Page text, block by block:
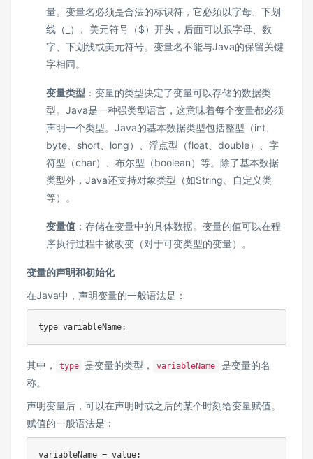
量。变量名必须是合法的标识符，它必须以字母、下划
线（_）、美元符号（$）开头，后面可以跟字母、数
字、下划线或美元符号。变量名不能与Java的保留关键
字相同。
变量类型 ：变量的类型决定了变量可以存储的数据类
型。Java是一种强类型语言，这意味着每个变量都必须
声明一个类型。Java的基本数据类型包括整型（int、
byte、short、long）、浮点型（float、double）、字
符型（char）、布尔型（boolean）等。除了基本数据
类型外，Java还支持对象类型（如String、自定义类
等）。
变量值 ：存储在变量中的具体数据。变量的值可以在程
序执行过程中被改变（对于可变类型的变量）。
变量的声明和初始化
在Java中，声明变量的一般语法是：
type variableName;
其中， type 是变量的类型， variableName
是变量的名
称。
声明变量后，可以在声明时或之后的某个时刻给变量赋值。
赋值的一般语法是：
variableName = value;